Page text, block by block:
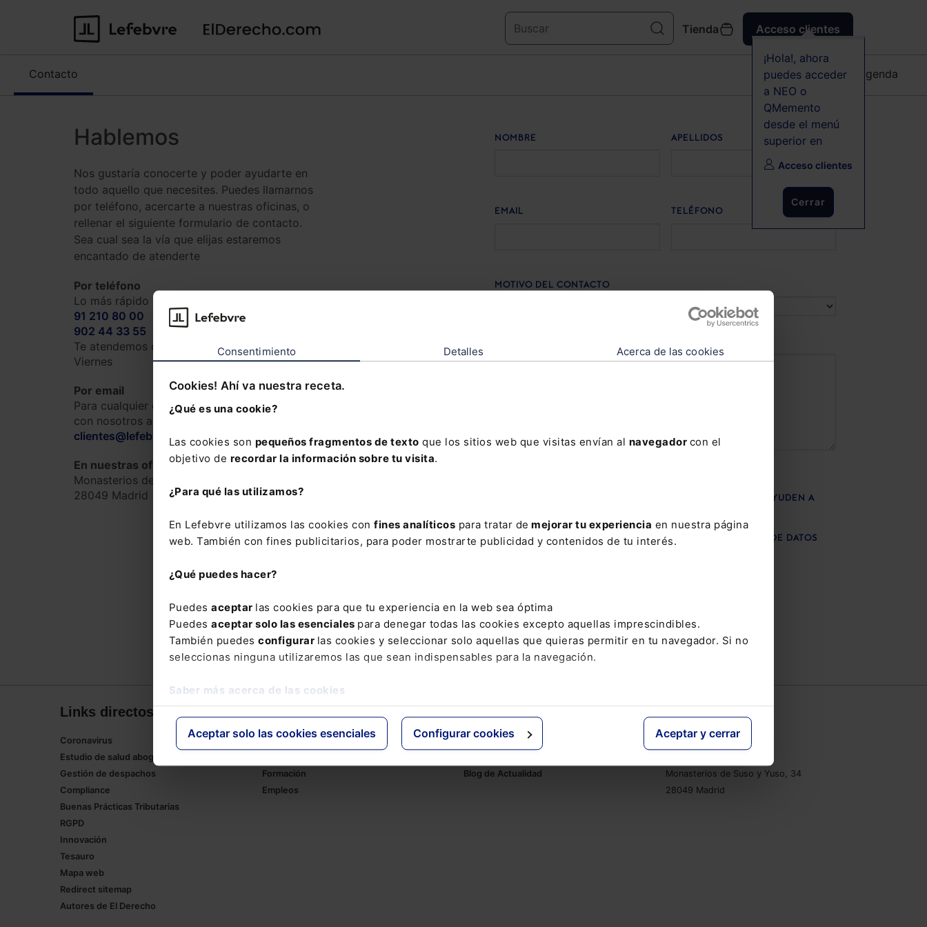
Consentimiento Detalles Acerca de las cookies
Cookies! Ahí va nuestra receta.
¿Qué es una cookie?
Las cookies son pequeños fragmentos de texto que los sitios web que visitas envían al navegador con el
objetivo de recordar la información sobre tu visita.
¿Para qué las utilizamos?
En Lefebvre utilizamos las cookies con fines analíticos para tratar de mejorar tu experiencia en nuestra página
web. También con fines publicitarios, para poder mostrarte publicidad y contenidos de tu interés.
¿Qué puedes hacer?
Puedes aceptar las cookies para que tu experiencia en la web sea óptima
Puedes aceptar solo las esenciales para denegar todas las cookies excepto aquellas imprescindibles.
También puedes configurar las cookies y seleccionar solo aquellas que quieras permitir en tu navegador. Si no
seleccionas ninguna utilizaremos las que sean indispensables para la navegación.
Saber más acerca de las cookies
Aceptar solo las cookies esenciales Configurar cookies Aceptar y cerrar
Tienda Acceso clientes
¡Hola!, ahora
puedes acceder
a NEO o
QMemento
desde el menú
superior en
Acceso clientes
Cerrar
Contacto Agenda
Hablemos
Nos gustaría conocerte y poder ayudarte en
todo aquello que necesites. Puedes llamarnos
por teléfono, acercarte a nuestras oficinas, o
rellenar el siguiente formulario de contacto.
Sea cual sea la vía que elijas estaremos
encantado de atenderte
Por teléfono
Lo más rápido es llamarnos al:
91 210 80 00
902 44 33 55
Te atendemos de 08:30h a 19:00h de Lunes a
Viernes
Por email
Para cualquier consulta ponte en contacto
con nosotros a través de
clientes@lefebvre.es
En nuestras oficinas
Monasterios de Suso y Yuso, 34
28049 Madrid
NOMBRE APELLIDOS
EMAIL TELÉFONO
MOTIVO DEL CONTACTO
CONTENIDOS Y FORMACIÓN DE LEFEBVRE QUE ME AYUDEN A
CONSULTA LA INFORMACIÓN BÁSICA SOBRE PROTECCIÓN DE DATOS
Links directos
Coronavirus
Estudio de salud abogacía
Gestión de despachos
Compliance
Buenas Prácticas Tributarias
RGPD
Innovación
Tesauro
Mapa web
Redirect sitemap
Autores de El Derecho
Lefebvre
Formación
Empleos
Espacioasesoria.com
Blog de Actualidad
Tel.: 91 210 80 00
Monasterios de Suso y Yuso, 34
28049 Madrid